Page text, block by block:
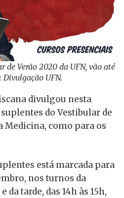
de Verão 2020 da UFN, vão até
Divulgação UFN.
divulgou nesta
do Vestibular de
Medicina, como para os
está marcada para
nos turnos da
da tarde, das 14h às 15h,